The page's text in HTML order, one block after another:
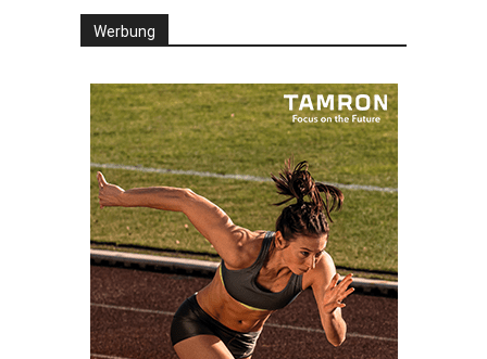
Werbung